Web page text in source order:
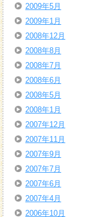
2009年5月
2009年1月
2008年12月
2008年8月
2008年7月
2008年6月
2008年5月
2008年1月
2007年12月
2007年11月
2007年9月
2007年7月
2007年6月
2007年4月
2006年10月